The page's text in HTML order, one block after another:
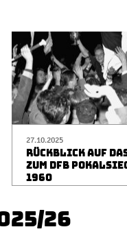
27.10.2025
RÜCKBLICK AUF
ZUM DFB
1960
26